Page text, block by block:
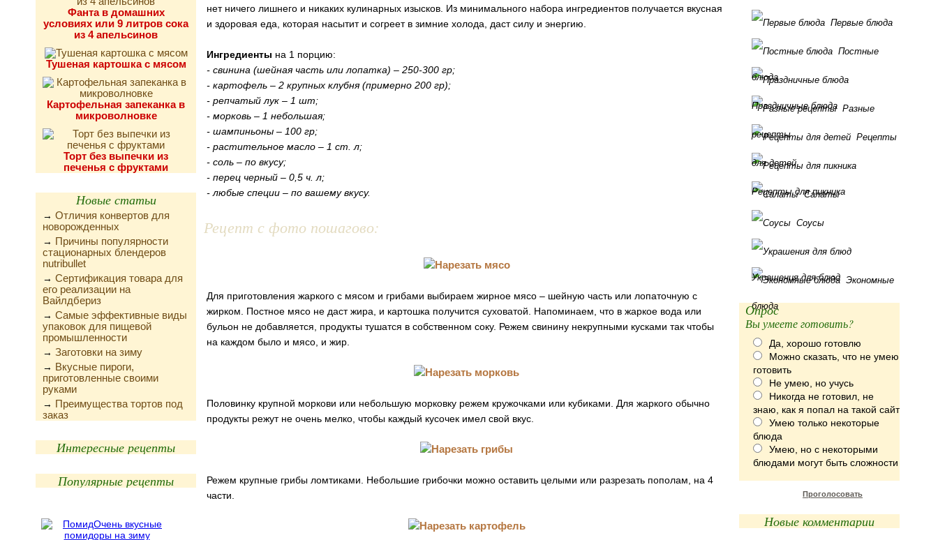
Фанта в домашних
условиях или 9 литров сока
из 4 апельсинов
Тушеная картошка с мясом
Картофельная запеканка в
микроволновке
Торт без выпечки из
печенья с фруктами
Новые статьи
→ Отличия конвертов для
новорожденных
→ Причины популярности
стационарных блендеров
nutribullet
→ Сертификация товара для
его реализации на
Вайлдбериз
→ Самые эффективные виды
упаковок для пищевой
промышленности
→ Заготовки на зиму
→ Вкусные пироги,
приготовленные своими
руками
→ Преимущества тортов под
заказ
Интересные рецепты
Популярные рецепты
нет ничего лишнего и никаких кулинарных изысков. Из минимального набора ингредиентов получается вкусная
и здоровая еда, которая насытит и согреет в зимние холода, даст силу и энергию.
Ингредиенты на 1 порцию:
- свинина (шейная часть или лопатка) – 250-300 гр;
- картофель – 2 крупных клубня (примерно 200 гр);
- репчатый лук – 1 шт;
- морковь – 1 небольшая;
- шампиньоны – 100 гр;
- растительное масло – 1 ст. л;
- соль – по вкусу;
- перец черный – 0,5 ч. л;
- любые специи – по вашему вкусу.
Рецепт с фото пошагово:
Для приготовления жаркого с мясом и грибами выбираем жирное мясо – шейную часть или лопаточную с
жирком. Постное мясо не даст жира, и картошка получится суховатой. Напоминаем, что в жаркое вода или
бульон не добавляется, продукты тушатся в собственном соку. Режем свинину некрупными кусками так чтобы
на каждом было и мясо, и жир.
Половинку крупной моркови или небольшую морковку режем кружочками или кубиками. Для жаркого обычно
продукты режут не очень мелко, чтобы каждый кусочек имел свой вкус.
Режем крупные грибы ломтиками. Небольшие грибочки можно оставить целыми или разрезать пополам, на 4
части.
Первые блюда
Постные
блюда
Праздничные блюда Разные
рецепты Рецепты
для детей
Рецепты для пикника
Салаты
Соусы
Украшения для блюд Экономные
блюда
Опрос
Вы умеете готовить?
Да, хорошо готовлю
Можно сказать, что не умею
готовить
Не умею, но учусь
Никогда не готовил, не
знаю, как я попал на такой сайт
Умею только некоторые
блюда
Умею, но с некоторыми
блюдами могут быть сложности
Проголосовать
Новые комментарии